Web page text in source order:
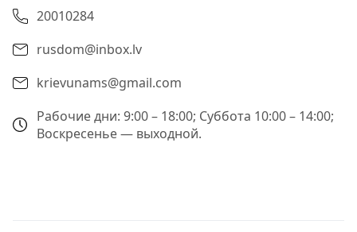
20010284
rusdom@inbox.lv
krievunams@gmail.com
Рабочие дни: 9:00 – 18:00; Суббота 10:00 – 14:00;
Воскресенье — выходной.